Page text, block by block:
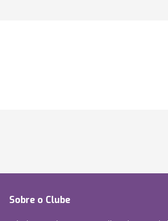
Sobre o Clube